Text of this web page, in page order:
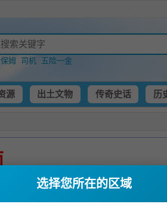
保姆 司机 五险一金
选择您所在的区域
源 出土文物 传奇史话 历